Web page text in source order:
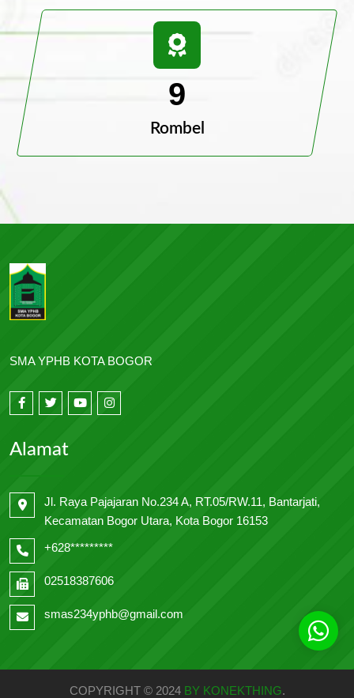
9
Rombel
SMA YPHB KOTA BOGOR
Alamat
Jl. Raya Pajajaran No.234 A, RT.05/RW.11, Bantarjati,
Kecamatan Bogor Utara, Kota Bogor 16153
+628*********
02518387606
smas234yphb@gmail.com
COPYRIGHT © 2024 BY KONEKTHING.